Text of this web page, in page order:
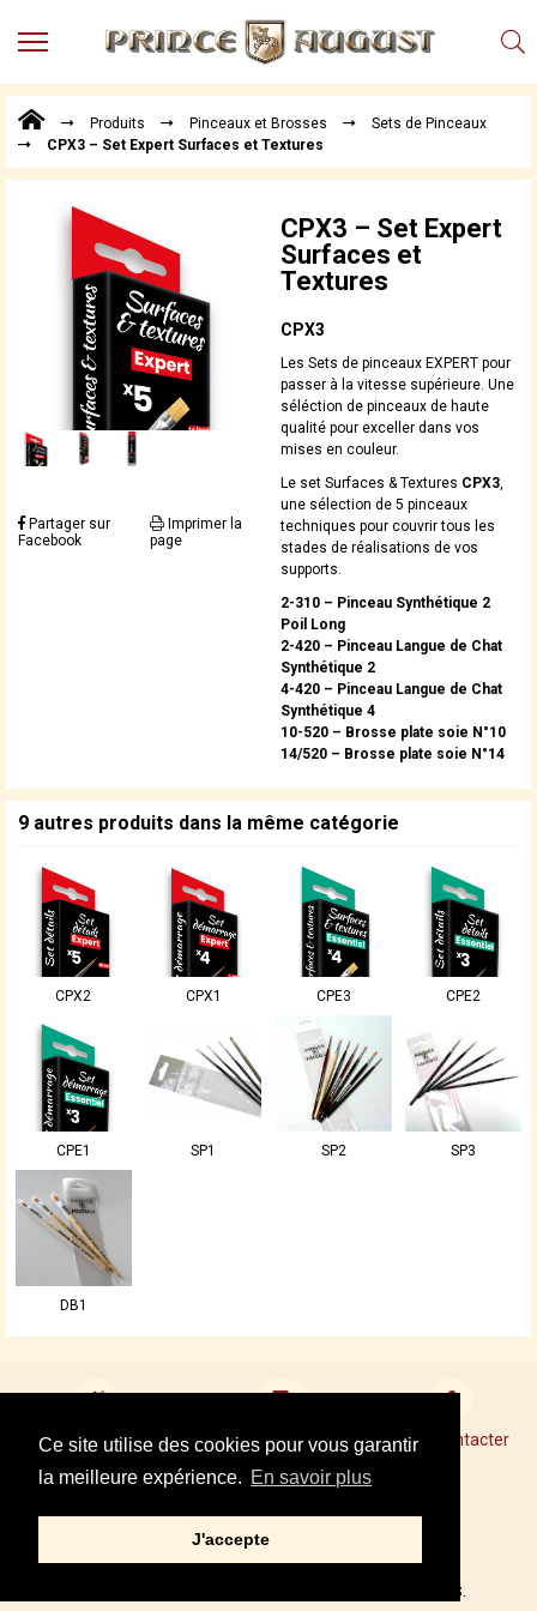
Ce site utilise des cookies pour vous garantir
la meilleure expérience. En savoir plus
J'accepte
MENU
Points
de
Vente
Conseil
Actualités
Téléchargements
Techniques,
trucs et
astuces
Vidéos
Produits Pinceaux et Brosses
Sets de Pinceaux
CPX3 – Set Expert Surfaces et Textures
Partager sur
Facebook
Imprimer la
page
CPX3 – Set Expert
Surfaces et
Textures
CPX3
Les Sets de pinceaux EXPERT pour
passer à la vitesse supérieure. Une
séléction de pinceaux de haute
qualité pour exceller dans vos
mises en couleur.
Le set Surfaces & Textures CPX3,
une sélection de 5 pinceaux
techniques pour couvrir tous les
stades de réalisations de vos
supports.
2-310 – Pinceau Synthétique 2
Poil Long
2-420 – Pinceau Langue de Chat
Synthétique 2
4-420 – Pinceau Langue de Chat
Synthétique 4
10-520 – Brosse plate soie N°10
14/520 – Brosse plate soie N°14
9 autres produits dans la même catégorie
CPX2 CPX1 CPE3 CPE2
CPE1 SP1 SP2 SP3
DB1
Devenir revendeur Points de Vente Conseil Nous contacter
Mentions légales
© 2002,2021 – PRINCE AUGUST, TOUS DROITS RÉSERVÉS.